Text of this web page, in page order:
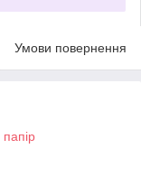
Умови повернення
папір